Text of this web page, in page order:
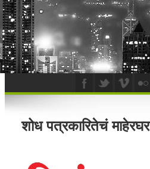
शोध पत्रकारितेचं माहेरघर